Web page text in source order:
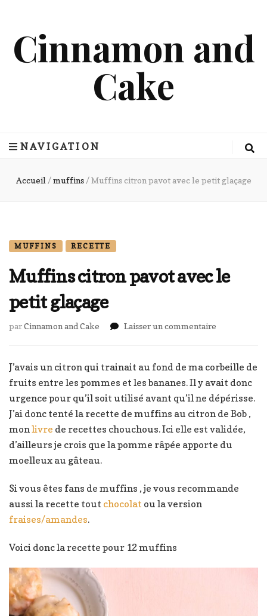
Cinnamon and
Cake
NAVIGATION
Accueil / muffins / Muffins citron pavot avec le petit glaçage
MUFFINS RECETTE
Muffins citron pavot avec le
petit glaçage
parCinnamon and Cake Laisser un commentaire
pavot
le
petit
glaçage
J’avais un citron qui trainait au fond de ma corbeille de
fruits entre les pommes et les bananes. Il y avait donc
urgence pour qu’il soit utilisé avant qu’il ne dépérisse.
J’ai donc tenté la recette de muffins au citron de Bob ,
mon livre de recettes chouchous. Ici elle est validée,
d’ailleurs je crois que la pomme râpée apporte du
moelleux au gâteau.
Si vous êtes fans de muffins , je vous recommande
aussi la recette tout chocolat ou la version
fraises/amandes.
Voici donc la recette pour 12 muffins